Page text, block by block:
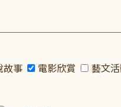
故事 電影欣賞 藝文